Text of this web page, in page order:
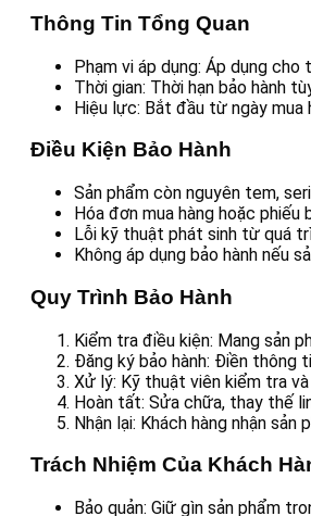
Thông Tin Tổng Quan
Phạm vi áp dụng: Áp dụng cho
Thời gian: Thời hạn bảo hành
Hiệu lực: Bắt đầu từ ngày mua
Điều Kiện Bảo Hành
Sản phẩm còn nguyên tem,
Hóa đơn mua hàng hoặc phiếu
Lỗi kỹ thuật phát sinh từ quá
Không áp dụng bảo hành nếu
Quy Trình Bảo Hành
Kiểm tra điều kiện: Mang sản
Đăng ký bảo hành: Điền thông
Xử lý: Kỹ thuật viên kiểm tra
Hoàn tất: Sửa chữa, thay thế
Nhận lại: Khách hàng nhận sản
Trách Nhiệm Của Khách
Bảo quản: Giữ gìn sản phẩm